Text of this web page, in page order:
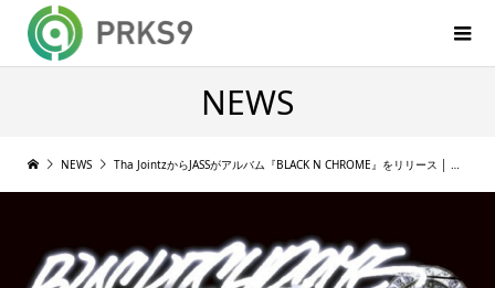
NEWS
NEWS Tha JointzからJASSがアルバム『BLACK N CHROME』をリリース │ ビートはMoney JahやDJ SOOMA, 客演にKoh, S-kaineら